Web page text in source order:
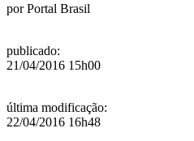
porPortal Brasil
publicado:
21/04/2016 15h00
última modificação:
22/04/2016 16h48